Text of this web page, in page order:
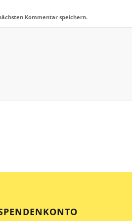
Kommentar speichern.